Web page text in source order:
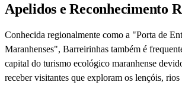
Apelidos e Reconhecimento
Conhecida regionalmente como a "Porta de
Maranhenses", Barreirinhas também é
capital do turismo ecológico maranhense
receber visitantes que exploram os lençóis, rios